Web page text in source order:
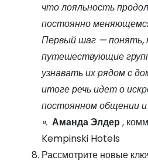
что лояльность
постоянно
Первый шаг — понять,
путешествующие
узнавать их рядом с
итоге речь идет о
постоянном общении
». Аманда Элдер ,
Kempinski Hotels
Рассмотрите новые